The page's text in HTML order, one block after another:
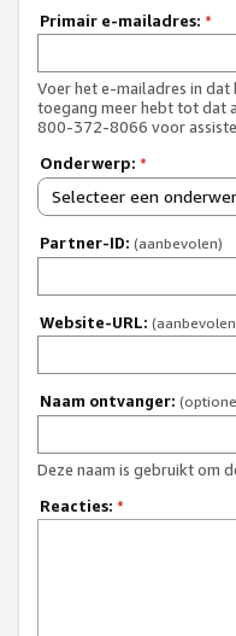
Primair e-mailadres: *
Voer het e-mailadres in dat
toegang meer hebt tot dat
800-372-8066 voor
Onderwerp: *
Selecteer een
Partner-ID: (aanbevolen)
Website-URL:
Naam ontvanger:
Deze naam is gebruikt om
Reacties: *